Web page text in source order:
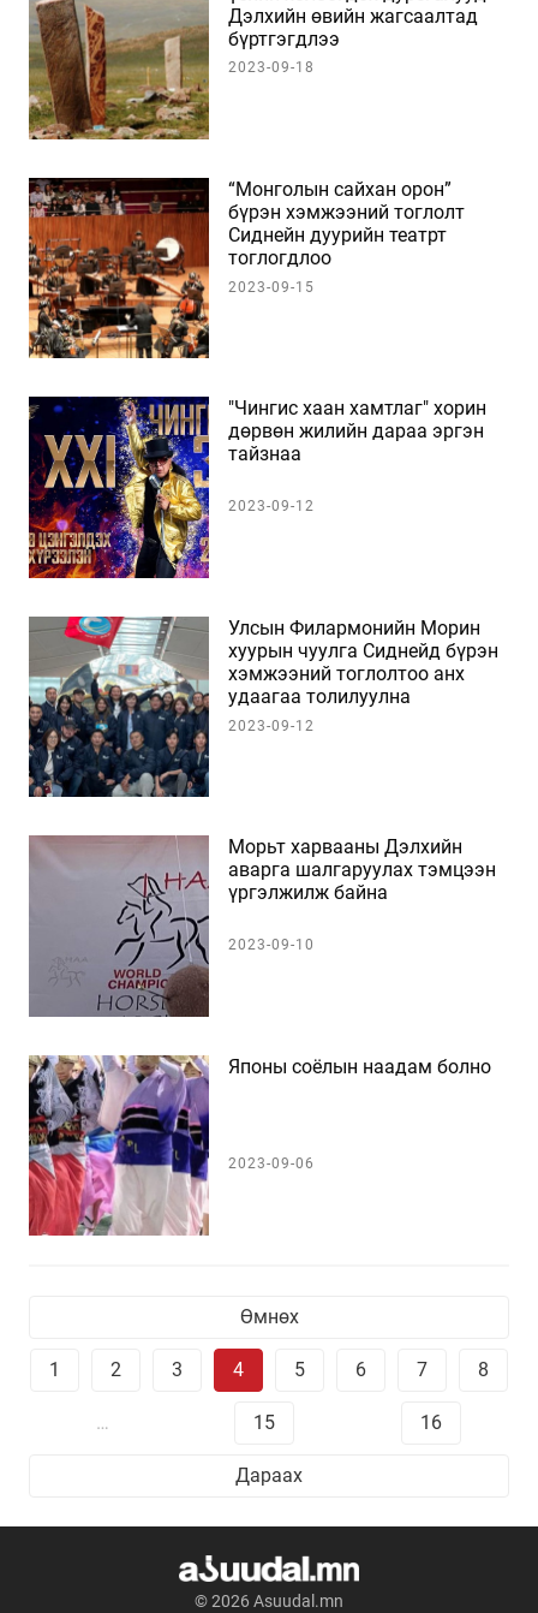
Дэлхийн өвийн жагсаалтад
бүртгэгдлээ
2023-09-18
“Монголын сайхан орон”
бүрэн хэмжээний тоглолт
Сиднейн дуурийн театрт
тоглогдлоо
2023-09-15
"Чингис хаан хамтлаг" хорин
дөрвөн жилийн дараа эргэн
тайзнаа
2023-09-12
Улсын Филармонийн Морин
хуурын чуулга Сиднейд бүрэн
хэмжээний тоглолтоо анх
удаагаа толилуулна
2023-09-12
Морьт харвааны Дэлхийн
аварга шалгаруулах тэмцээн
үргэлжилж байна
2023-09-10
Японы соёлын наадам болно
2023-09-06
Өмнөх
1 2 3 4 5 6 7 8
… 15 16
Дараах
© 2026 Asuudal.mn